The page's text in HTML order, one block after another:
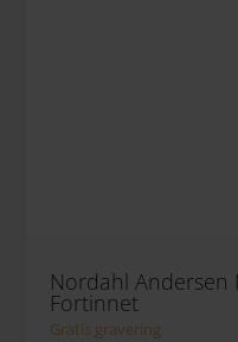
Nordahl Andersen
Fortinnet
Gratis gravering